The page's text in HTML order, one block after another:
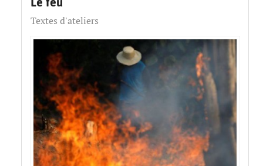
Textes d'ateliers